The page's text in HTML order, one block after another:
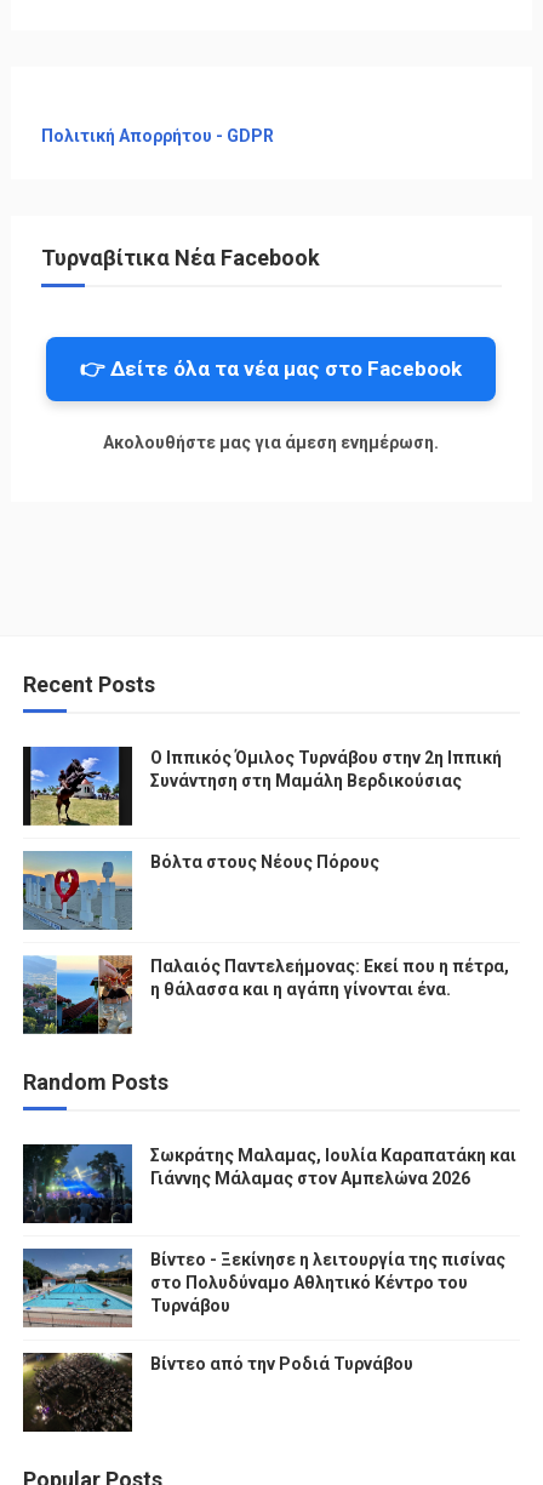
Πολιτική Απορρήτου - GDPR
Τυρναβίτικα Νέα Facebook
👉 Δείτε όλα τα νέα μας στο Facebook
Ακολουθήστε μας για άμεση ενημέρωση.
Recent Posts
Ο Ιππικός Όμιλος Τυρνάβου στην 2η Ιππική
Συνάντηση στη Μαμάλη Βερδικούσιας
Βόλτα στους Νέους Πόρους
Παλαιός Παντελεήμονας: Εκεί που η πέτρα,
η θάλασσα και η αγάπη γίνονται ένα.
Random Posts
Σωκράτης Μαλαμας, Ιουλία Καραπατάκη και
Γιάννης Μάλαμας στον Αμπελώνα 2026
Βίντεο - Ξεκίνησε η λειτουργία της πισίνας
στο Πολυδύναμο Αθλητικό Κέντρο του
Τυρνάβου
Βίντεο από την Ροδιά Τυρνάβου
Popular Posts